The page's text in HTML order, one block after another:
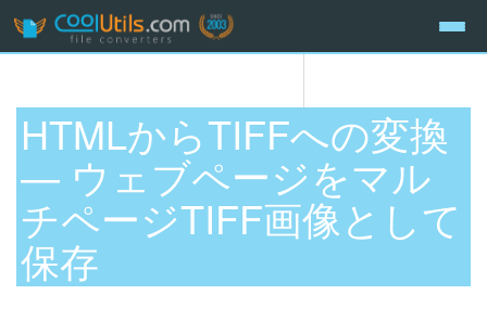
HTMLからTIFFへの変換
— ウェブページをマル
チページTIFF画像として
保存